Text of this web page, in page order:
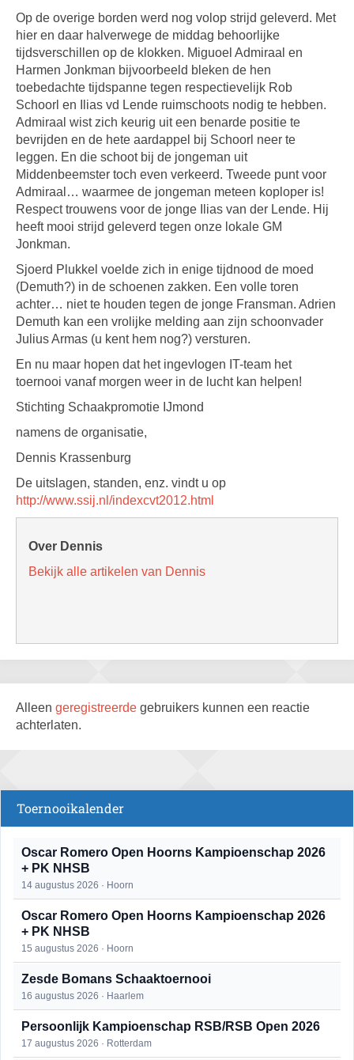
Op de overige borden werd nog volop strijd geleverd. Met
hier en daar halverwege de middag behoorlijke
tijdsverschillen op de klokken. Miguoel Admiraal en
Harmen Jonkman bijvoorbeeld bleken de hen
toebedachte tijdspanne tegen respectievelijk Rob
Schoorl en Ilias vd Lende ruimschoots nodig te hebben.
Admiraal wist zich keurig uit een benarde positie te
bevrijden en de hete aardappel bij Schoorl neer te
leggen. En die schoot bij de jongeman uit
Middenbeemster toch even verkeerd. Tweede punt voor
Admiraal… waarmee de jongeman meteen koploper is!
Respect trouwens voor de jonge Ilias van der Lende. Hij
heeft mooi strijd geleverd tegen onze lokale GM
Jonkman.
Sjoerd Plukkel voelde zich in enige tijdnood de moed
(Demuth?) in de schoenen zakken. Een volle toren
achter… niet te houden tegen de jonge Fransman. Adrien
Demuth kan een vrolijke melding aan zijn schoonvader
Julius Armas (u kent hem nog?) versturen.
En nu maar hopen dat het ingevlogen IT-team het
toernooi vanaf morgen weer in de lucht kan helpen!
Stichting Schaakpromotie IJmond
namens de organisatie,
Dennis Krassenburg
De uitslagen, standen, enz. vindt u op
http://www.ssij.nl/indexcvt2012.html
Over Dennis
Bekijk alle artikelen van Dennis
Alleen geregistreerde gebruikers kunnen een reactie
achterlaten.
Toernooikalender
Oscar Romero Open Hoorns Kampioenschap 2026
+ PK NHSB
14 augustus 2026 · Hoorn
Oscar Romero Open Hoorns Kampioenschap 2026
+ PK NHSB
15 augustus 2026 · Hoorn
Zesde Bomans Schaaktoernooi
16 augustus 2026 · Haarlem
Persoonlijk Kampioenschap RSB/RSB Open 2026
17 augustus 2026 · Rotterdam